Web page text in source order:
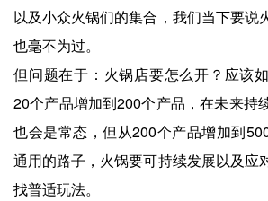
以及小众火锅们的集合，我们当下要说
也毫不为过。
但问题在于：火锅店要怎么开？应该
20个产品增加到200个产品，在未来持
也会是常态，但从200个产品增加到
通用的路子，火锅要可持续发展以及应
找普适玩法。